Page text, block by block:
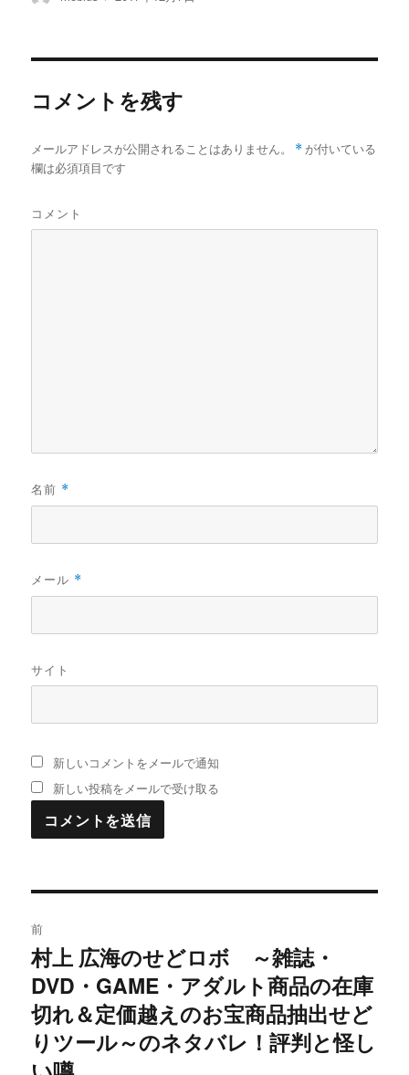
コメントを残す
メールアドレスが公開されることはありません。 * が付いている
欄は必須項目です
コメント
名前 *
メール *
サイト
新しいコメントをメールで通知
新しい投稿をメールで受け取る
稿
ナ
ビ
ゲ
前
過
去
の
投
稿:
村上 広海のせどロボ ～雑誌・
DVD・GAME・アダルト商品の在庫
切れ＆定価越えのお宝商品抽出せど
りツール～のネタバレ！評判と怪し